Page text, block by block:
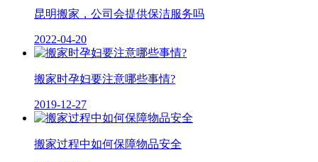
昆明搬家，公司会提供保洁服务吗
2022-04-20
搬家时孕妇要注意哪些事情?
2019-12-27
搬家过程中如何保障物品安全